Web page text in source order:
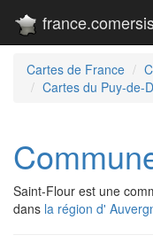
Cartes de France
Cartes du Puy-de-
Saint-Flour est une
dans la région d'